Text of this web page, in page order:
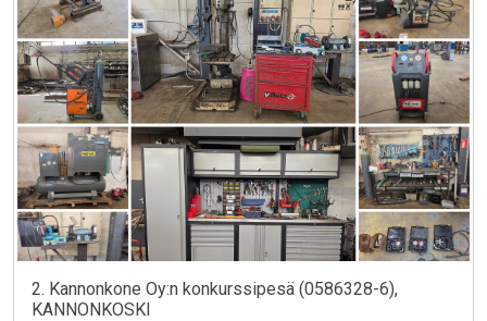
2. Kannonkone Oy:n konkurssipesä (0586328-6),
KANNONKOSKI